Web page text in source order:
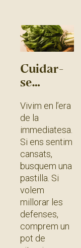
Cuidar-
se
bledes
Vivim en l’era
de la
immediatesa.
Si ens sentim
cansats,
busquem una
pastilla. Si
volem
millorar les
defenses,
comprem un
pot de